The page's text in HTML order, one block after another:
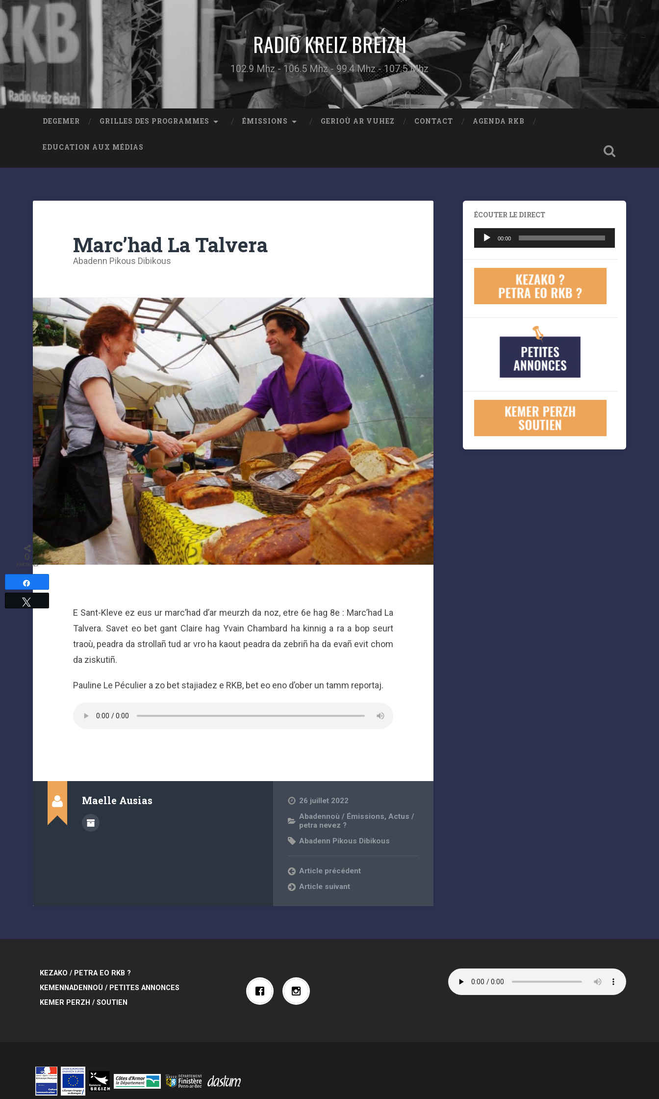
RADIO KREIZ BREIZH
102.9 Mhz - 106.5 Mhz - 99.4 Mhz - 107.5 Mhz
DEGEMER GRILLES DES PROGRAMMES ÉMISSIONS GERIOÙ AR VUHEZ CONTACT AGENDA RKB
EDUCATION AUX MÉDIAS
Marc’had La Talvera
Abadenn Pikous Dibikous
E Sant-Kleve ez eus ur marc’had d’ar meurzh da noz, etre 6e hag 8e : Marc’had La
Talvera. Savet eo bet gant Claire hag Yvain Chambard ha kinnig a ra a bop seurt
traoù, peadra da strollañ tud ar vro ha kaout peadra da zebriñ ha da evañ evit chom
da ziskutiñ.
Pauline Le Péculier a zo bet stajiadez e RKB, bet eo eno d’ober un tamm reportaj.
Maelle Ausias
26 juillet 2022
Abadennoù / Émissions,Actus /
petra nevez ?
Abadenn Pikous Dibikous
Article précédent
Article suivant
ÉCOUTER LE DIRECT
Lecteur
audio
00:00
KEZAKO / PETRA EO RKB ?
KEMENNADENNOÙ / PETITES ANNONCES
KEMER PERZH / SOUTIEN
PARTAGES